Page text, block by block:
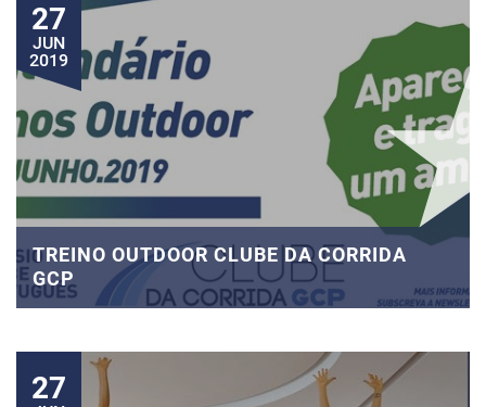
27
JUN
2019
TREINO OUTDOOR CLUBE DA CORRIDA
GCP
27